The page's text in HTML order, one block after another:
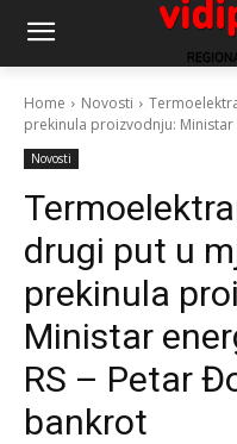
Home Novosti
prekinula proizvodnju: Ministar
Novosti
drugi put u
prekinula
Ministar
RS – Petar
bankrot